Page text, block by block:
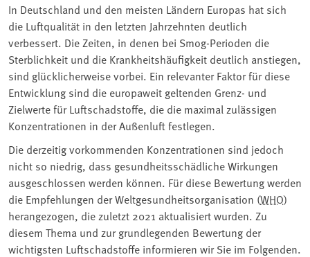
In Deutschland und den meisten Ländern Europas hat sich
die Luftqualität in den letzten Jahrzehnten deutlich
verbessert. Die Zeiten, in denen bei Smog-Perioden die
Sterblichkeit und die Krankheitshäufigkeit deutlich anstiegen,
sind glücklicherweise vorbei. Ein relevanter Faktor für diese
Entwicklung sind die europaweit geltenden Grenz- und
Zielwerte für Luftschadstoffe, die die maximal zulässigen
Konzentrationen in der Außenluft festlegen.
Die derzeitig vorkommenden Konzentrationen sind jedoch
nicht so niedrig, dass gesundheitsschädliche Wirkungen
ausgeschlossen werden können. Für diese Bewertung werden
die Empfehlungen der Weltgesundheitsorganisation (WHO)
herangezogen, die zuletzt 2021 aktualisiert wurden. Zu
diesem Thema und zur grundlegenden Bewertung der
wichtigsten Luftschadstoffe informieren wir Sie im Folgenden.